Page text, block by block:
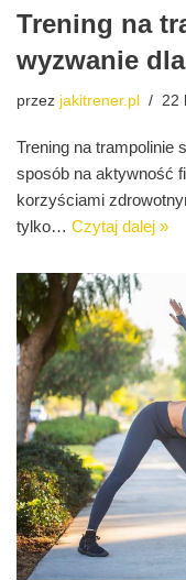
Trening na
wyzwanie dla
przez jakitrener.pl 22
Trening na trampolinie
sposób na aktywność
korzyściami
tylko… Czytaj dalej »